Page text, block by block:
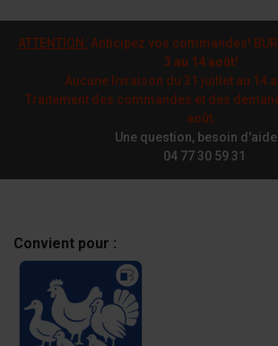
ATTENTION: Anticipez vos commandes!
3 au 14 août!
Aucune livraison du 31 juillet au 14
Traitement des commandes et des
août.
Une question, besoin d'aide
04 77 30 59 31
Convient pour :